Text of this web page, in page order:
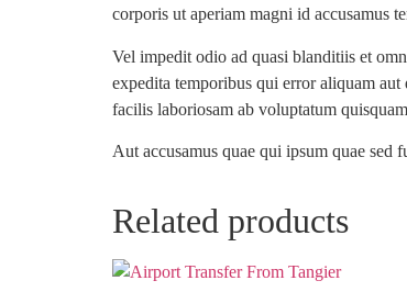
corporis ut aperiam magni id accusamus
Vel impedit odio ad quasi blanditiis et
expedita temporibus qui error aliquam
facilis laboriosam ab voluptatum
Aut accusamus quae qui ipsum quae sed
Related products